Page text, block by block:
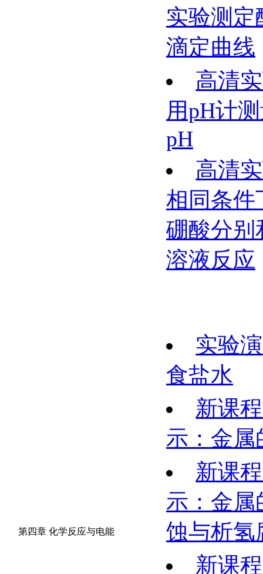
实验测定
滴定曲线
高清
用pH计
pH
高清
相同条件
硼酸分别
溶液反应
第四章 化学反应与电能
实验
食盐水
新课
示：金属
新课
示：金属
蚀与析氢
新课